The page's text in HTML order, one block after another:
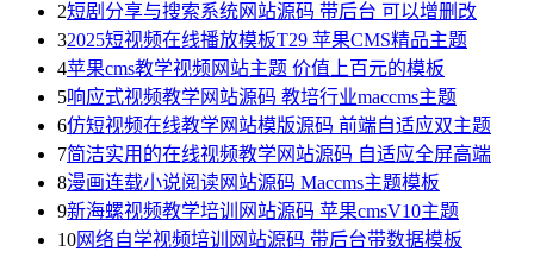
2短剧分享与搜索系统网站源码 带后台 可以增删改
32025短视频在线播放模板T29 苹果CMS精品主题
4苹果cms教学视频网站主题 价值上百元的模板
5响应式视频教学网站源码 教培行业maccms主题
6仿短视频在线教学网站模版源码 前端自适应双主题
7简洁实用的在线视频教学网站源码 自适应全屏高端
8漫画连载小说阅读网站源码 Maccms主题模板
9新海螺视频教学培训网站源码 苹果cmsV10主题
10网络自学视频培训网站源码 带后台带数据模板